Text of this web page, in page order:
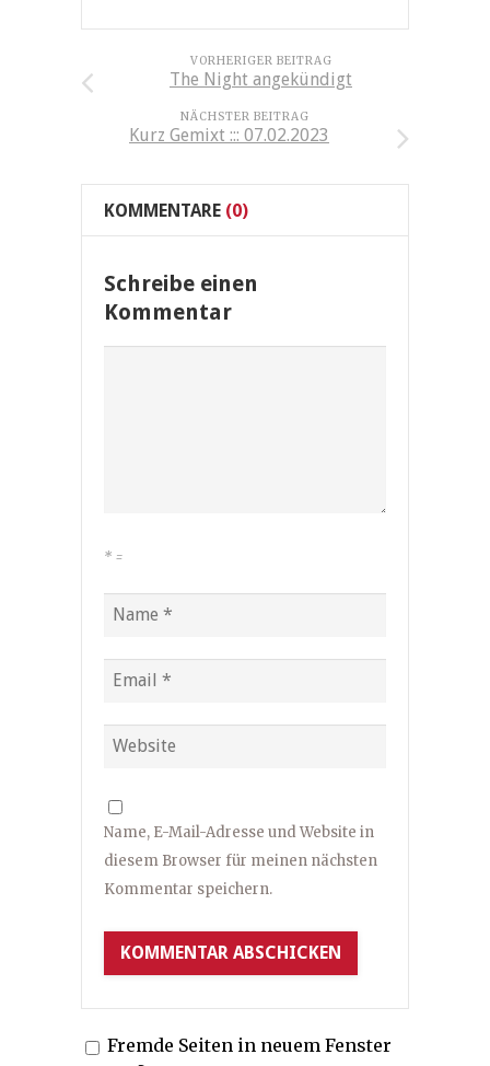
VORHERIGER BEITRAG
The Night angekündigt
NÄCHSTER BEITRAG
Kurz Gemixt ::: 07.02.2023
KOMMENTARE (0)
Schreibe einen
Kommentar
* =
Name, E-Mail-Adresse und Website in
diesem Browser für meinen nächsten
Kommentar speichern.
Fremde Seiten in neuem Fenster